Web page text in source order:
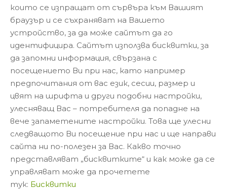
които се изпращат от сървъра към Вашият
браузър и се съхраняват на Вашето
устройство, за да може сайтът да го
идентифицира. Сайтът използва бисквитки, за
да запомни информация, свързана с
посещението Ви при нас, като например
предпочитания от вас език, сесии, размер и
цвят на шрифта и други подобни настройки,
улесняващ Вас – потребителя да попадне на
вече запаметените настройки. Това ще улесни
следващото Ви посещение при нас и ще направи
сайта ни по-полезен за Вас. Какво точно
представляват „бисквитките“ и как може да се
управляват може да прочетете
тук: Бисквитки